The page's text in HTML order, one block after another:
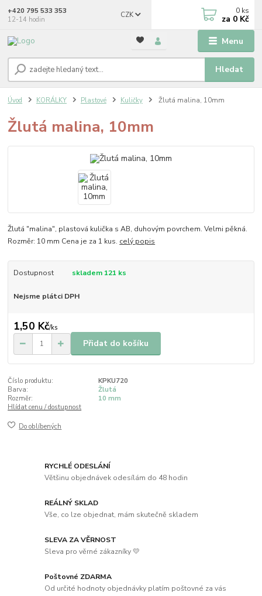
Menu
CZK
Hledat
+420 795 533 353
12-14 hodin
0 ks
za 0 Kč
Úvod KORÁLKY Plastové Kuličky Žlutá malina, 10mm
Žlutá malina, 10mm
Žlutá "malina", plastová kulička s AB, duhovým povrchem. Velmi pěkná.
Rozměr: 10 mm Cena je za 1 kus. celý popis
Dostupnost skladem 121 ks
Nejsme plátci DPH
1,50 Kč/ks
Přidat do košíku
Číslo produktu:
KPKU720
Barva:
Žlutá
Rozměr:
10 mm
Hlídat cenu / dostupnost
Do oblíbených
RYCHLÉ ODESLÁNÍ
Většinu objednávek odesílám do 48 hodin
REÁLNÝ SKLAD
Vše, co lze objednat, mám skutečně skladem
SLEVA ZA VĚRNOST
Sleva pro věrné zákazníky 💛
Poštovné ZDARMA
Od určité hodnoty objednávky platím poštovné za vás